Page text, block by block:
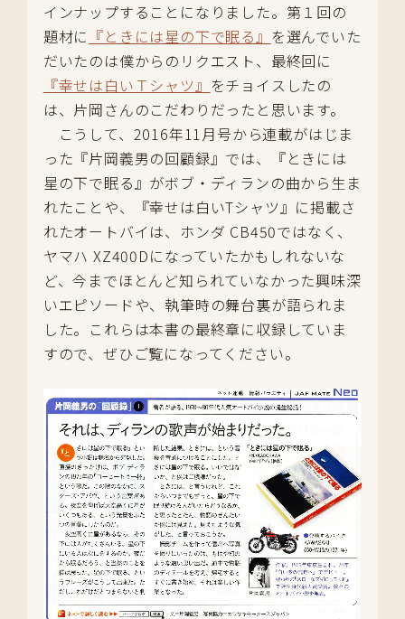
インナップすることになりました。第１回の
題材に 『ときには星の下で眠る』 を選んでいた
だいたのは僕からのリクエスト、最終回に
『幸せは白いＴシャツ』 をチョイスしたの
は、片岡さんのこだわりだったと思います。
こうして、2016年11月号から連載がはじま
った『片岡義男の回顧録』では、『ときには
星の下で眠る』がボブ・ディランの曲から生ま
れたことや、『幸せは白いTシャツ』に掲載さ
れたオートバイは、ホンダ CB450ではなく、
ヤマハ XZ400Dになっていたかもしれないな
ど、今までほとんど知られていなかった興味深
いエピソードや、執筆時の舞台裏が語られま
した。これらは本書の最終章に収録していま
すので、ぜひご覧になってください。